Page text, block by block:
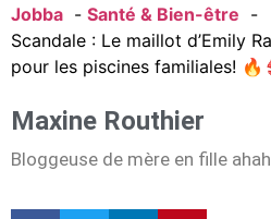
Jobba
Santé & Bien-être
Scandale : Le maillot d’Emily
pour les piscines familiales!
Maxine Routhier
Bloggeuse de mère en fille